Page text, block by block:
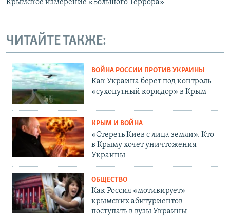
Крымское измерение «Большого Террора»
ЧИТАЙТЕ ТАКЖЕ:
ВОЙНА РОССИИ ПРОТИВ УКРАИНЫ
Как Украина берет под контроль
«сухопутный коридор» в Крым
КРЫМ И ВОЙНА
«Стереть Киев с лица земли». Кто
в Крыму хочет уничтожения
Украины
ОБЩЕСТВО
Как Россия «мотивирует»
крымских абитуриентов
поступать в вузы Украины